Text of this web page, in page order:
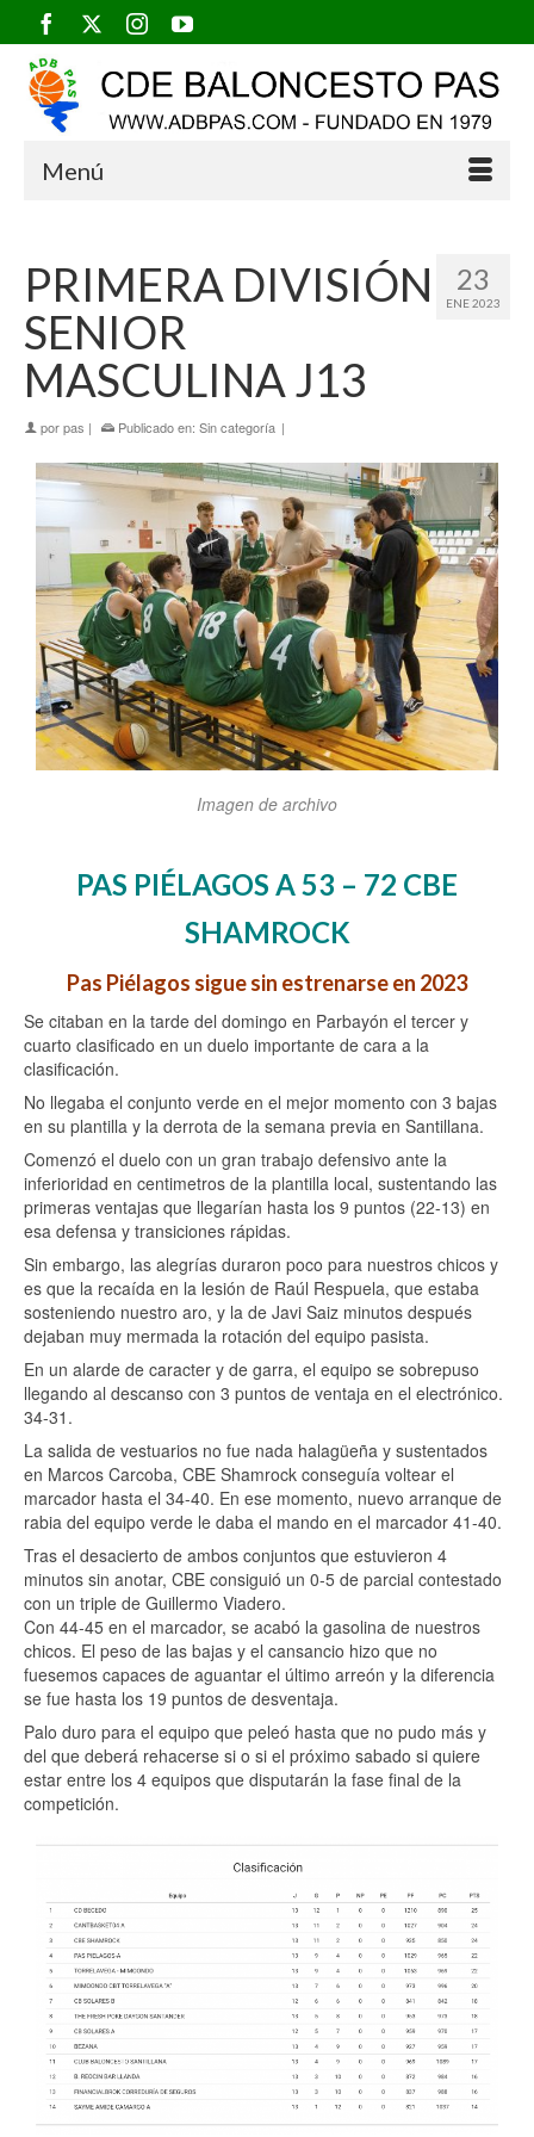
Menú
23
ENE 2023
PRIMERA DIVISIÓN
SENIOR
MASCULINA J13
porpas | Publicado en: Sin categoría |
Imagen de archivo
PAS PIÉLAGOS A 53 – 72 CBE
SHAMROCK
Pas Piélagos sigue sin estrenarse en 2023
Se citaban en la tarde del domingo en Parbayón el tercer y
cuarto clasificado en un duelo importante de cara a la
clasificación.
No llegaba el conjunto verde en el mejor momento con 3 bajas
en su plantilla y la derrota de la semana previa en Santillana.
Comenzó el duelo con un gran trabajo defensivo ante la
inferioridad en centimetros de la plantilla local, sustentando las
primeras ventajas que llegarían hasta los 9 puntos (22-13) en
esa defensa y transiciones rápidas.
Sin embargo, las alegrías duraron poco para nuestros chicos y
es que la recaída en la lesión de Raúl Respuela, que estaba
sosteniendo nuestro aro, y la de Javi Saiz minutos después
dejaban muy mermada la rotación del equipo pasista.
En un alarde de caracter y de garra, el equipo se sobrepuso
llegando al descanso con 3 puntos de ventaja en el electrónico.
34-31.
La salida de vestuarios no fue nada halagüeña y sustentados
en Marcos Carcoba, CBE Shamrock conseguía voltear el
marcador hasta el 34-40. En ese momento, nuevo arranque de
rabia del equipo verde le daba el mando en el marcador 41-40.
Tras el desacierto de ambos conjuntos que estuvieron 4
minutos sin anotar, CBE consiguió un 0-5 de parcial contestado
con un triple de Guillermo Viadero.
Con 44-45 en el marcador, se acabó la gasolina de nuestros
chicos. El peso de las bajas y el cansancio hizo que no
fuesemos capaces de aguantar el último arreón y la diferencia
se fue hasta los 19 puntos de desventaja.
Palo duro para el equipo que peleó hasta que no pudo más y
del que deberá rehacerse si o si el próximo sabado si quiere
estar entre los 4 equipos que disputarán la fase final de la
competición.